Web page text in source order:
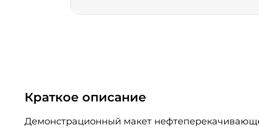
Краткое описание
Демонстрационный макет